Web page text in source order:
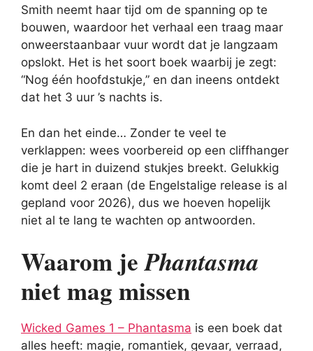
Smith neemt haar tijd om de spanning op te
bouwen, waardoor het verhaal een traag maar
onweerstaanbaar vuur wordt dat je langzaam
opslokt. Het is het soort boek waarbij je zegt:
“Nog één hoofdstukje,” en dan ineens ontdekt
dat het 3 uur ’s nachts is.
En dan het einde… Zonder te veel te
verklappen: wees voorbereid op een cliffhanger
die je hart in duizend stukjes breekt. Gelukkig
komt deel 2 eraan (de Engelstalige release is al
gepland voor 2026), dus we hoeven hopelijk
niet al te lang te wachten op antwoorden.
Waarom jePhantasma
niet mag missen
Wicked Games 1 – Phantasma is een boek dat
alles heeft: magie, romantiek, gevaar, verraad,